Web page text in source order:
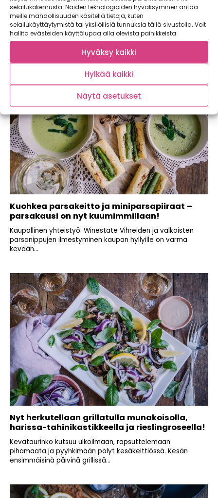
selailukokemusta. Näiden teknologioiden hyväksyminen antaa
meille mahdollisuuden käsitellä tietoja, kuten
selailukäyttäytymistä tai yksilöllisiä tunnuksia tällä sivustolla. Voit
hallita evästeiden käyttölupaa alla olevista painikkeista.
Hyväksy kaikki
Hylkää kaikki
Näytä asetukset
Villiyrttejä, nokkosrisottoa ja
luomuvalkoviiniä!
Keväisessä luonnossa kävellessä kannattaa kantaa mukana
aina pientä koria, kangas- tai muovikassia, sillä juuri...
Kuohkea parsakeitto ja miniparsapiiraat –
parsakausi on nyt kuumimmillaan!
Kaupallinen yhteistyö: Winestate Vihreiden ja valkoisten
parsanippujen ilmestyminen kaupan hyllyille on varma
kevään...
Nyt herkutellaan grillatulla munakoisolla,
harissa-tahinikastikkeella ja rieslingroseella!
Kevätaurinko kutsuu ulkoilmaan, rapsuttelemaan
pihamaata ja pyyhkimään pölyt kesäkeittiössä. Kesän
ensimmäisinä päivinä grillissä...